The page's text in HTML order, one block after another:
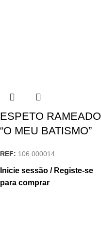
ESPETO RAMEADO
“O MEU BATISMO”
REF: 106.000014
Inicie sessão / Registe-se
para comprar